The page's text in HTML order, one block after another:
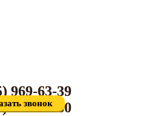
969-63-39
707-81-80
звонок